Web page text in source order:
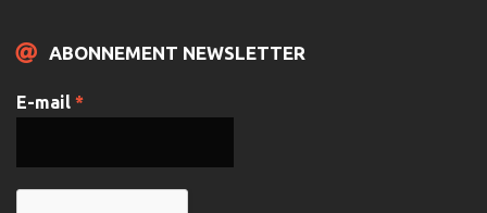
ABONNEMENT NEWSLETTER
E-mail *